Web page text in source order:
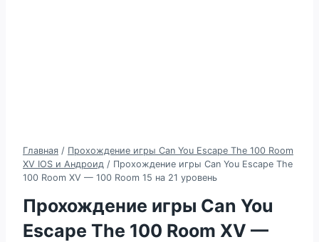
Главная / Прохождение игры Can You Escape The 100 Room
XV IOS и Андроид / Прохождение игры Can You Escape The
100 Room XV — 100 Room 15 на 21 уровень
Прохождение игры Can You
Escape The 100 Room XV —